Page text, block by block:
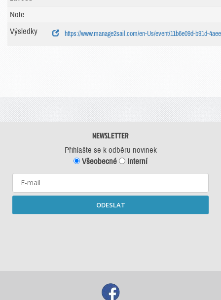
Note
Výsledky
https://www.manage2sail.com/en-Us/event/11b6e09d-b91d-
NEWSLETTER
Přihlašte se k odběru novinek
Všeobecné
Interní
ODESLAT